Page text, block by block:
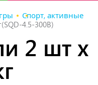
Спорт, активные
4.5-300B)
2 шт х